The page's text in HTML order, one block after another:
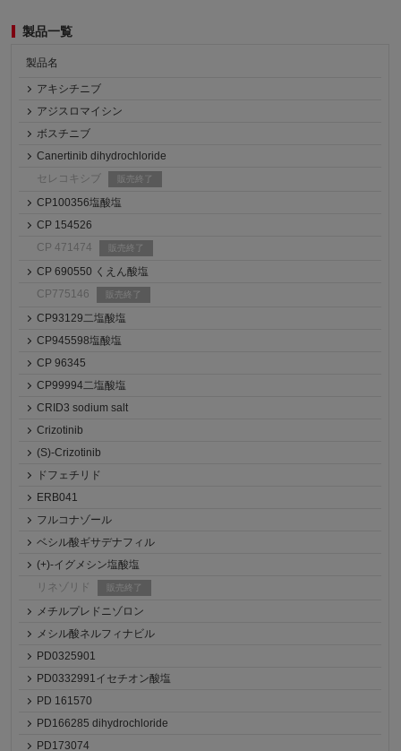
製品一覧
製品名
アキシチニブ
アジスロマイシン
ボスチニブ
Canertinib dihydrochloride
セレコキシブ
販売終了
CP100356塩酸塩
CP 154526
CP 471474
販売終了
CP 690550 くえん酸塩
CP775146
販売終了
CP93129二塩酸塩
CP945598塩酸塩
CP 96345
CP99994二塩酸塩
CRID3 sodium salt
Crizotinib
(S)-Crizotinib
ドフェチリド
ERB041
フルコナゾール
ベシル酸ギサデナフィル
(+)-イグメシン塩酸塩
リネゾリド
販売終了
メチルプレドニゾロン
メシル酸ネルフィナビル
PD0325901
PD0332991イセチオン酸塩
PD 161570
PD166285 dihydrochloride
PD173074